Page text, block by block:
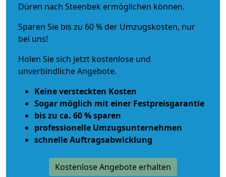
Düren nach Steenbek ermöglichen können.
Sparen Sie bis zu 60 % der Umzugskosten, nur
bei uns!
Holen Sie sich jetzt kostenlose und
unverbindliche Angebote.
Keine versteckten Kosten
Sogar möglich mit einer Festpreisgarantie
bis zu ca. 60 % sparen
professionelle Umzugsunternehmen
schnelle Auftragsabwicklung
Kostenlose Angebote erhalten